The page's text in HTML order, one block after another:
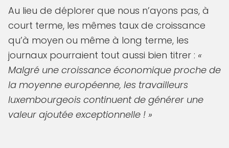
Au lieu de déplorer que nous n’ayons pas, à
court terme, les mêmes taux de croissance
qu’à moyen ou même à long terme, les
journaux pourraient tout aussi bien titrer : «
Malgré une croissance économique proche de
la moyenne européenne, les travailleurs
luxembourgeois continuent de générer une
valeur ajoutée exceptionnelle ! »